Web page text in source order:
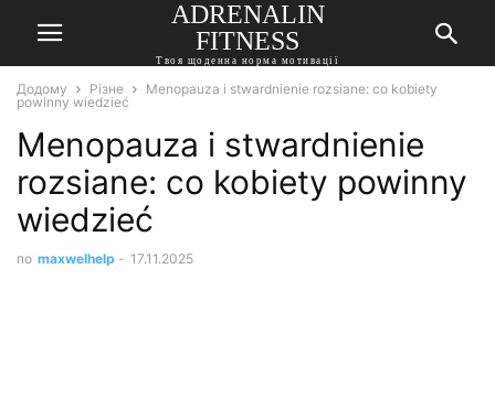
ADRENALIN
FITNESS
Твоя щоденна норма мотивації
Додому Різне
Menopauza i stwardnienie rozsiane: co kobiety
powinny wiedzieć
Menopauza i stwardnienie
rozsiane: co kobiety powinny
wiedzieć
по maxwelhelp - 17.11.2025